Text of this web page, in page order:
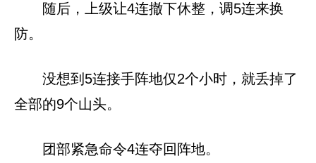
随后，上级让4连撤下休整，调5连来换
防。
没想到5连接手阵地仅2个小时，就丢掉了
全部的9个山头。
团部紧急命令4连夺回阵地。